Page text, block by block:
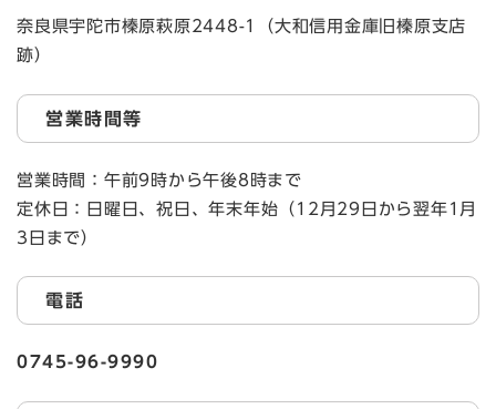
奈良県宇陀市榛原萩原2448-1（大和信用金庫旧榛原支店
跡）
営業時間等
営業時間：午前9時から午後8時まで
定休日：日曜日、祝日、年末年始（12月29日から翌年1月
3日まで）
電話
0745-96-9990